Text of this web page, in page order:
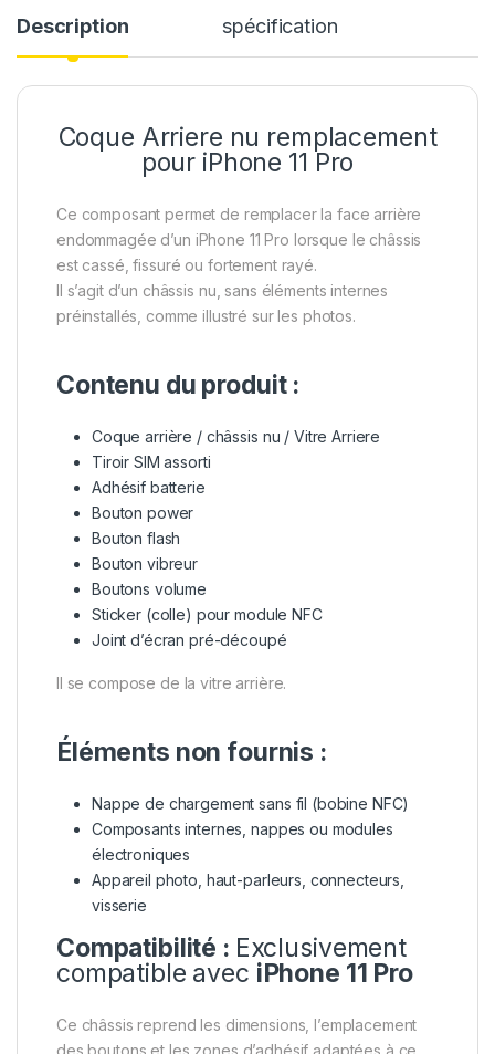
Description spécification
Coque Arriere nu remplacement
pour iPhone 11 Pro
Ce composant permet de remplacer la face arrière
endommagée d’un iPhone 11 Pro lorsque le châssis
est cassé, fissuré ou fortement rayé.
Il s’agit d’un châssis nu, sans éléments internes
préinstallés, comme illustré sur les photos.
Contenu du produit :
Coque arrière / châssis nu / Vitre Arriere
Tiroir SIM assorti
Adhésif batterie
Bouton power
Bouton flash
Bouton vibreur
Boutons volume
Sticker (colle) pour module NFC
Joint d’écran pré-découpé
Il se compose de la vitre arrière.
Éléments non fournis :
Nappe de chargement sans fil (bobine NFC)
Composants internes, nappes ou modules
électroniques
Appareil photo, haut-parleurs, connecteurs,
visserie
Compatibilité : Exclusivement
compatible avec iPhone 11 Pro
Ce châssis reprend les dimensions, l’emplacement
des boutons et les zones d’adhésif adaptées à ce